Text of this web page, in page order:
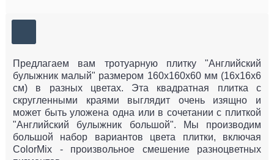
Предлагаем вам тротуарную плитку "Английский
булыжник малый" размером 160х160х60 мм (16х16х6
см) в разных цветах. Эта квадратная плитка с
скругленными краями выглядит очень изящно и
может быть уложена одна или в сочетании с плиткой
"Английский булыжник большой". Мы производим
большой набор вариантов цвета плитки, включая
ColorMix - произвольное смешение разноцветных